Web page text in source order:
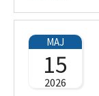
MAJ
15
2026